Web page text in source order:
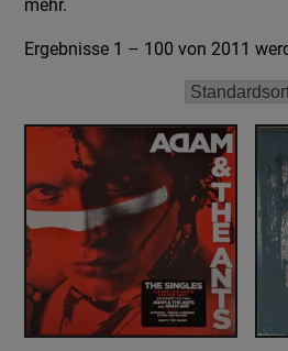
mehr.
Ergebnisse 1 – 100 von 2011